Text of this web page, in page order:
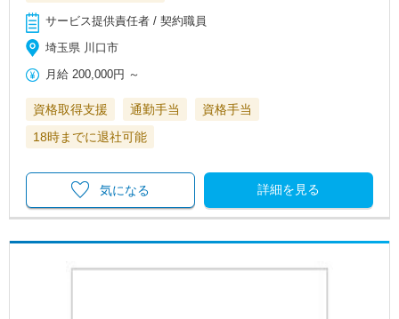
サービス提供責任者 / 契約職員
埼玉県 川口市
月給 200,000円 ～
資格取得支援 通勤手当
資格手当
18時までに退社可能
詳細を見る
気になる